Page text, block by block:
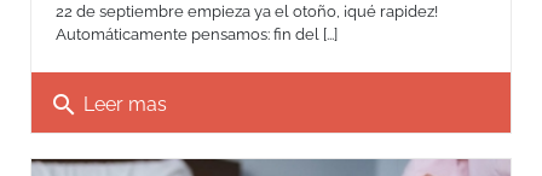
22 de septiembre empieza ya el otoño, ¡qué rapidez!
Automáticamente pensamos: fin del [...]
search Leer mas